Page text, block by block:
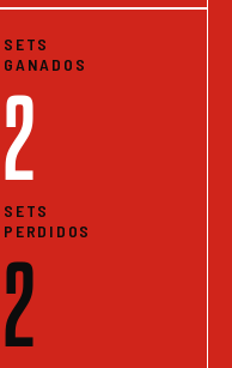
SETS
GANADOS
2
SETS
PERDIDOS
2